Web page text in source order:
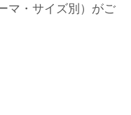
マ・サイズ別）がご